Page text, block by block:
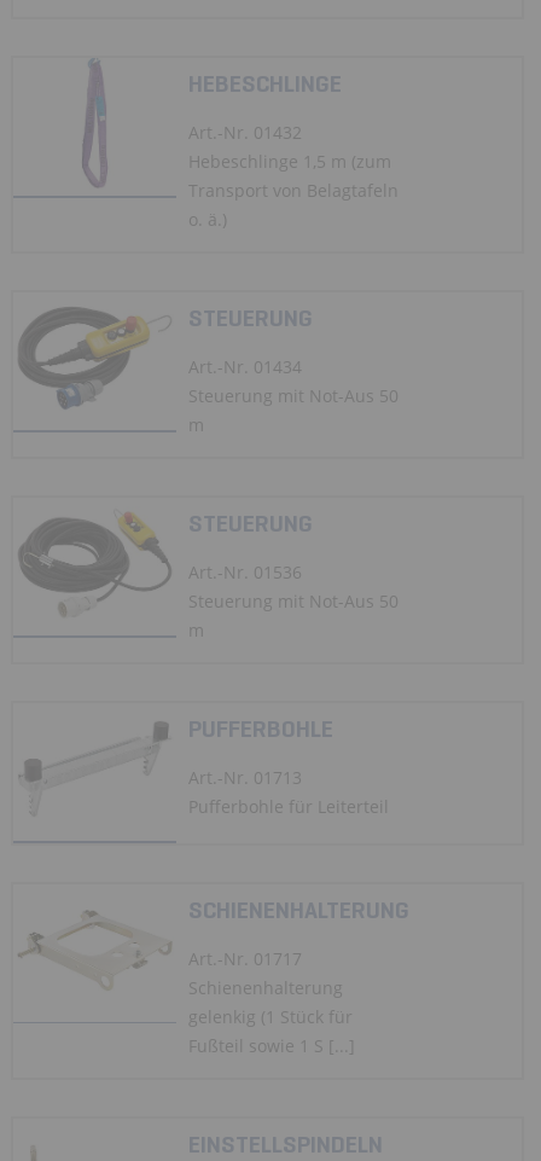
HEBESCHLINGE
Art.-Nr. 01432
Hebeschlinge 1,5 m (zum
Transport von Belagtafeln
o. ä.)
STEUERUNG
Art.-Nr. 01434
Steuerung mit Not-Aus 50
m
STEUERUNG
Art.-Nr. 01536
Steuerung mit Not-Aus 50
m
PUFFERBOHLE
Art.-Nr. 01713
Pufferbohle für Leiterteil
SCHIENENHALTERUNG
Art.-Nr. 01717
Schienenhalterung
gelenkig (1 Stück für
Fußteil sowie 1 S [...]
EINSTELLSPINDELN